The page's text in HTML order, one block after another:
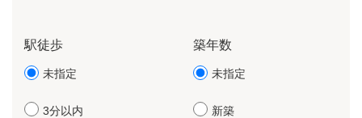
駅徒歩
未指定
3分以内
築年数
未指定
新築